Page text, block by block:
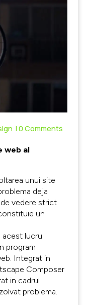
| 0 Comments
web al
unui site
deja
vedere strict
un
lucru.
program
Integrat in
Composer
in cadrul
problema.